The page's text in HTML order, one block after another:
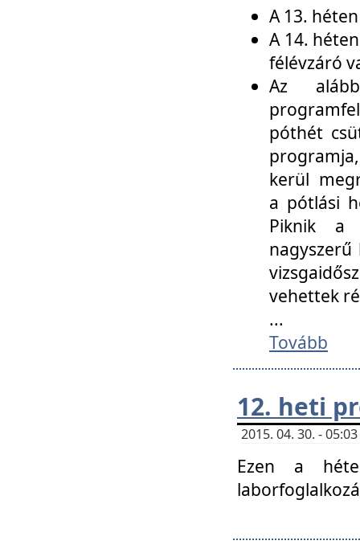
A 13.
A 14.
félévzáró
Az
póthét
kerül
a pótlási
Piknik a
vehettek
...
Tovább
12. heti
2015. 04. 30. -
Ezen a